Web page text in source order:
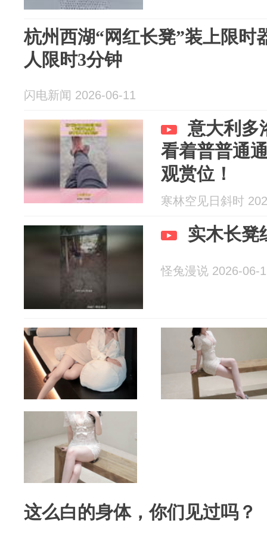
杭州西湖“网红长凳”装上限时
人限时3分钟
闪电新闻 2026-06-11
意大利多
看着普普通
观赏位！
寒林空见日斜时
实木长凳
怪兔漫说 2026-06-
这么白的身体，你们见过吗？